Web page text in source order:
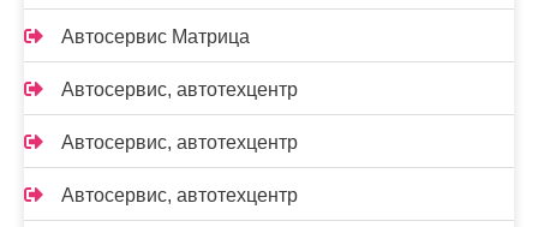
Автосервис Матрица
Автосервис, автотехцентр
Автосервис, автотехцентр
Автосервис, автотехцентр